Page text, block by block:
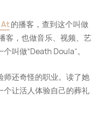
的播客，查到这个叫做
客，也做音乐、视频、艺
叫做“Death Doula”。
师还奇怪的职业。读了她
个让活人体验自己的葬礼